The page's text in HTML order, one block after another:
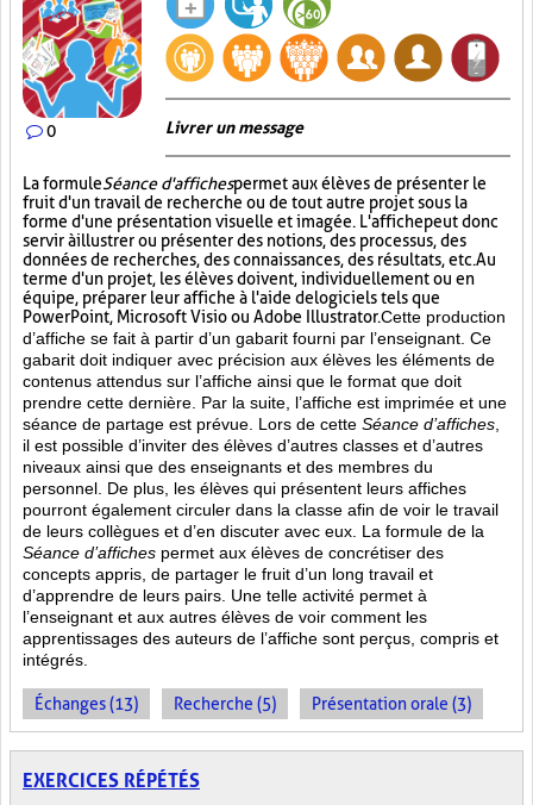
0 Livrer un message
La formuleSéance d'affichespermet aux élèves de présenter le
fruit d'un travail de recherche ou de tout autre projet sous la
forme d'une présentation visuelle et imagée. L'affichepeut donc
servir à illustrer ou présenter des notions, des processus, des
données de recherches, des connaissances, des résultats, etc. Au
terme d'un projet, les élèves doivent, individuellement ou en
équipe, préparer leur affiche à l'aide de logiciels tels que
PowerPoint, Microsoft Visio ou Adobe Illustrator.Cette production
d’affiche se fait à partir d’un gabarit fourni par l’enseignant. Ce
gabarit doit indiquer avec précision aux élèves les éléments de
contenus attendus sur l’affiche ainsi que le format que doit
prendre cette dernière. Par la suite, l’affiche est imprimée et une
séance de partage est prévue. Lors de cette Séance d’affiches
il est possible d’inviter des élèves d’autres classes et d’autres
niveaux ainsi que des enseignants et des membres du
personnel. De plus, les élèves qui présentent leurs affiches
pourront également circuler dans la classe afin de voir le travail
de leurs collègues et d’en discuter avec eux. La formule de la
Séance d’affiches permet aux élèves de concrétiser des
concepts appris, de partager le fruit d’un long travail et
d’apprendre de leurs pairs. Une telle activité permet à
l’enseignant et aux autres élèves de voir comment les
apprentissages des auteurs de l’affiche sont perçus, compris et
intégrés.
Échanges (13) Recherche (5) Présentation orale (3)
EXERCICES RÉPÉTÉS